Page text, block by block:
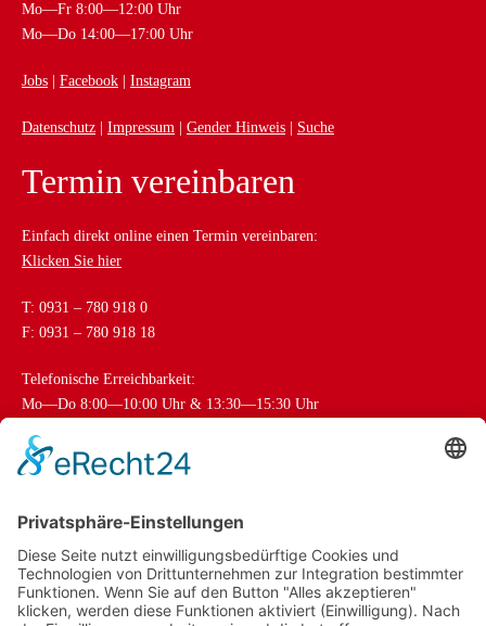
Mo—Fr 8:00—12:00 Uhr
Mo—Do 14:00—17:00 Uhr
Jobs Facebook Instagram
Datenschutz Impressum Gender Hinweis Suche
Termin vereinbaren
Einfach direkt online einen Termin vereinbaren:
Klicken Sie hier
T: 0931 – 780 918 0
F: 0931 – 780 918 18
Telefonische Erreichbarkeit:
Mo—Do 8:00—10:00 Uhr & 13:30—15:30 Uhr
Cookies